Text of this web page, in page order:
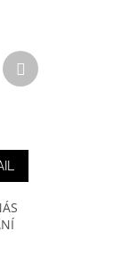
Další
produkt